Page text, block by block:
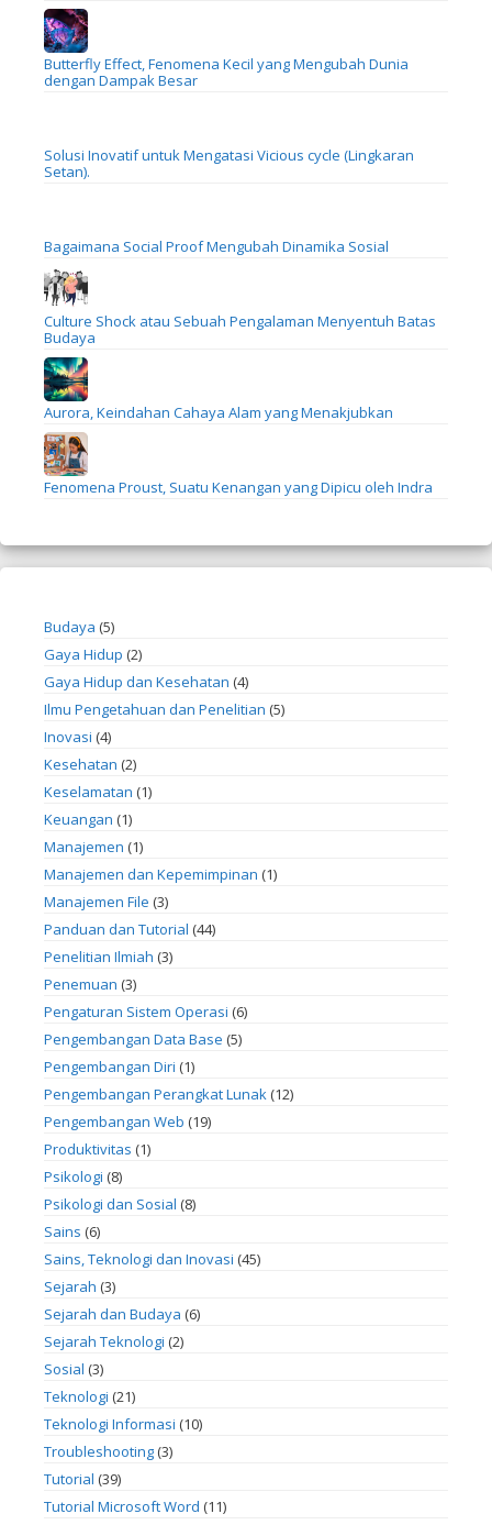
Butterfly Effect, Fenomena Kecil yang Mengubah Dunia
dengan Dampak Besar
Solusi Inovatif untuk Mengatasi Vicious cycle (Lingkaran
Setan).
Bagaimana Social Proof Mengubah Dinamika Sosial
Culture Shock atau Sebuah Pengalaman Menyentuh Batas
Budaya
Aurora, Keindahan Cahaya Alam yang Menakjubkan
Fenomena Proust, Suatu Kenangan yang Dipicu oleh Indra
Budaya (5)
Gaya Hidup (2)
Gaya Hidup dan Kesehatan (4)
Ilmu Pengetahuan dan Penelitian (5)
Inovasi (4)
Kesehatan (2)
Keselamatan (1)
Keuangan (1)
Manajemen (1)
Manajemen dan Kepemimpinan (1)
Manajemen File (3)
Panduan dan Tutorial (44)
Penelitian Ilmiah (3)
Penemuan (3)
Pengaturan Sistem Operasi (6)
Pengembangan Data Base (5)
Pengembangan Diri (1)
Pengembangan Perangkat Lunak (12)
Pengembangan Web (19)
Produktivitas (1)
Psikologi (8)
Psikologi dan Sosial (8)
Sains (6)
Sains, Teknologi dan Inovasi (45)
Sejarah (3)
Sejarah dan Budaya (6)
Sejarah Teknologi (2)
Sosial (3)
Teknologi (21)
Teknologi Informasi (10)
Troubleshooting (3)
Tutorial (39)
Tutorial Microsoft Word (11)